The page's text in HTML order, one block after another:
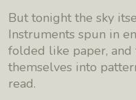
But tonight the sky
Instruments spun in
folded like paper, and
themselves into
read.